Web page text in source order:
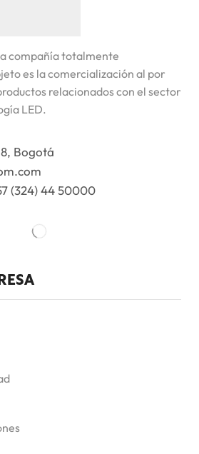
compañía totalmente
es la comercialización al por
relacionados con el sector
LED.
Bogotá
(324) 44 50000